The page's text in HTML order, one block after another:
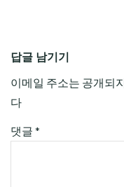
답글 남기기
이메일 주소는 공개되
다
댓글 *